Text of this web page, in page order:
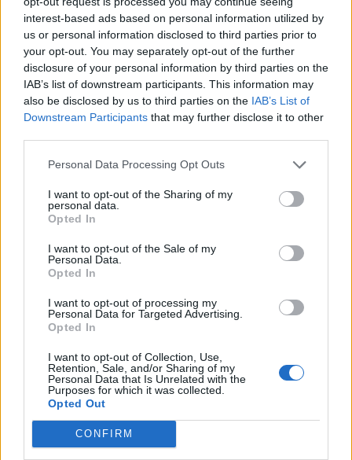
interest-based ads based on personal information utilized by
us or personal information disclosed to third parties prior to
your opt-out. You may separately opt-out of the further
disclosure of your personal information by third parties on the
IAB’s list of downstream participants. This information may
also be disclosed by us to third parties on the IAB’s List of
Downstream Participants that may further disclose it to other
Personal Data Processing Opt Outs
I want to opt-out of the Sharing of my
personal data.
Opted In
I want to opt-out of the Sale of my
Personal Data.
Opted In
I want to opt-out of processing my
Personal Data for Targeted Advertising.
Opted In
I want to opt-out of Collection, Use,
Retention, Sale, and/or Sharing of my
Personal Data that Is Unrelated with the
Purposes for which it was collected.
Opted Out
CONFIRM
Infortunato 0 - 0%
Inutilizzato
stagionale
SAM 1-1 FIO
6-1 CHI
FIO 1-0
NAP 1-0 FIO
FIO 3-0
2-1 FIO